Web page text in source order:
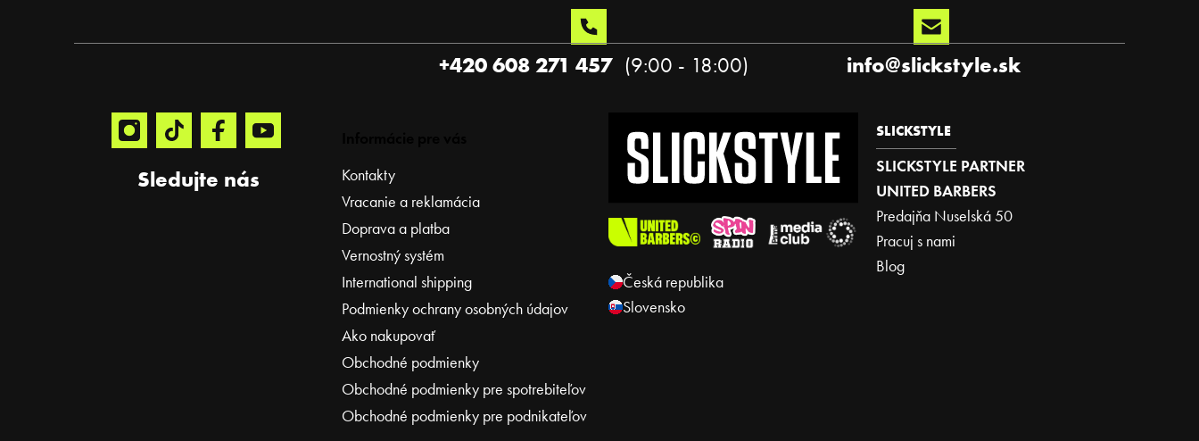
Sledujte nás
info@slickstyle.sk
+420 608 271 457
Česká republika
Slovensko
Kontakty
Vracanie a reklamácia
Doprava a platba
Vernostný systém
International shipping
Podmienky ochrany osobných údajov
Ako nakupovať
Obchodné podmienky
Obchodné podmienky pre spotrebiteľov
Obchodné podmienky pre podnikateľov
SLICKSTYLE
SLICKSTYLE PARTNER
UNITED BARBERS
Predajňa Nuselská 50
Pracuj s nami
Blog